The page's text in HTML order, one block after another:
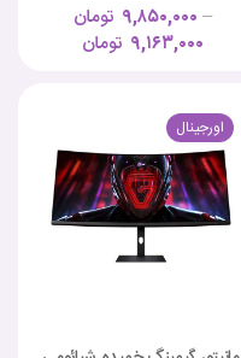
تومان ۹,۸۵۰,۰۰۰ –
تومان ۹,۱۶۳,۰۰۰
اورجینال